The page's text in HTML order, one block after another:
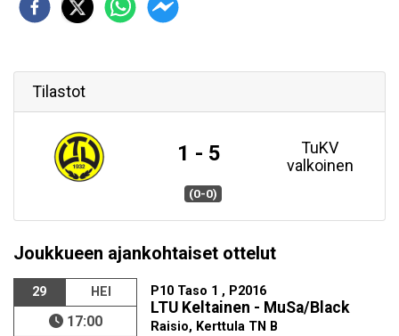
Tilastot
1 - 5
TuKV
valkoinen
(0-0)
Joukkueen ajankohtaiset ottelut
29 HEI
17:00
P10 Taso 1 , P2016
LTU Keltainen - MuSa/Black
Raisio, Kerttula TN B